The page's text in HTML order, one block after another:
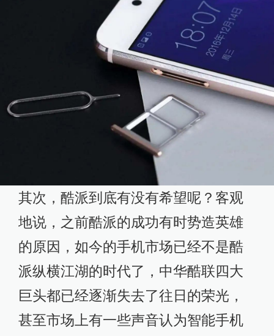
其次，酷派到底有没有希望呢？客观
地说，之前酷派的成功有时势造英雄
的原因，如今的手机市场已经不是酷
派纵横江湖的时代了，中华酷联四大
巨头都已经逐渐失去了往日的荣光，
甚至市场上有一些声音认为智能手机